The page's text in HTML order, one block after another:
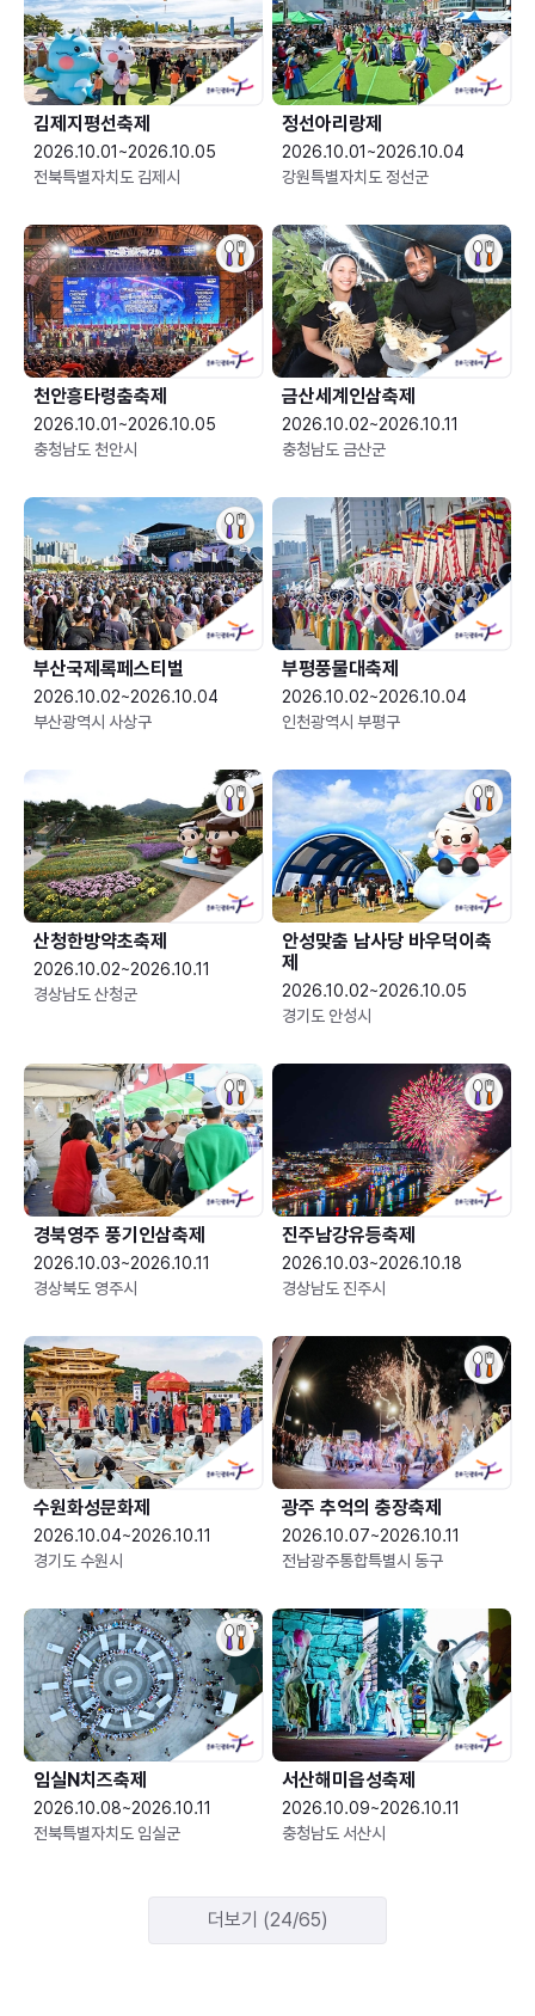
김제지평선축제
2026.10.01~2026.10.05
전북특별자치도 김제시
정선아리랑제
2026.10.01~2026.10.04
강원특별자치도 정선군
천안흥타령춤축제
2026.10.01~2026.10.05
충청남도 천안시
금산세계인삼축제
2026.10.02~2026.10.11
충청남도 금산군
부산국제록페스티벌
2026.10.02~2026.10.04
부산광역시 사상구
부평풍물대축제
2026.10.02~2026.10.04
인천광역시 부평구
산청한방약초축제
2026.10.02~2026.10.11
경상남도 산청군
안성맞춤 남사당 바우덕이축
제
2026.10.02~2026.10.05
경기도 안성시
경북영주 풍기인삼축제
2026.10.03~2026.10.11
경상북도 영주시
진주남강유등축제
2026.10.03~2026.10.18
경상남도 진주시
수원화성문화제
2026.10.04~2026.10.11
경기도 수원시
광주 추억의 충장축제
2026.10.07~2026.10.11
전남광주통합특별시 동구
임실N치즈축제
2026.10.08~2026.10.11
전북특별자치도 임실군
서산해미읍성축제
2026.10.09~2026.10.11
충청남도 서산시
더보기 (24/65)